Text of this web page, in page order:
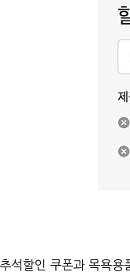
석할인 쿠폰과 목욕